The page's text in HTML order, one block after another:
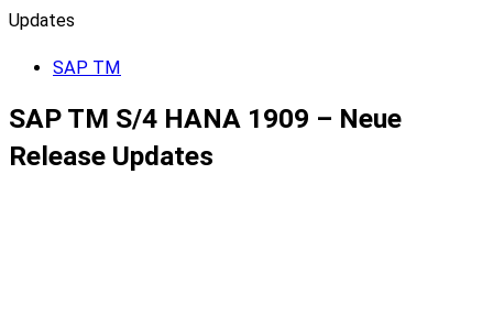
Updates
SAP TM
SAP TM S/4 HANA 1909 – Neue
Release Updates